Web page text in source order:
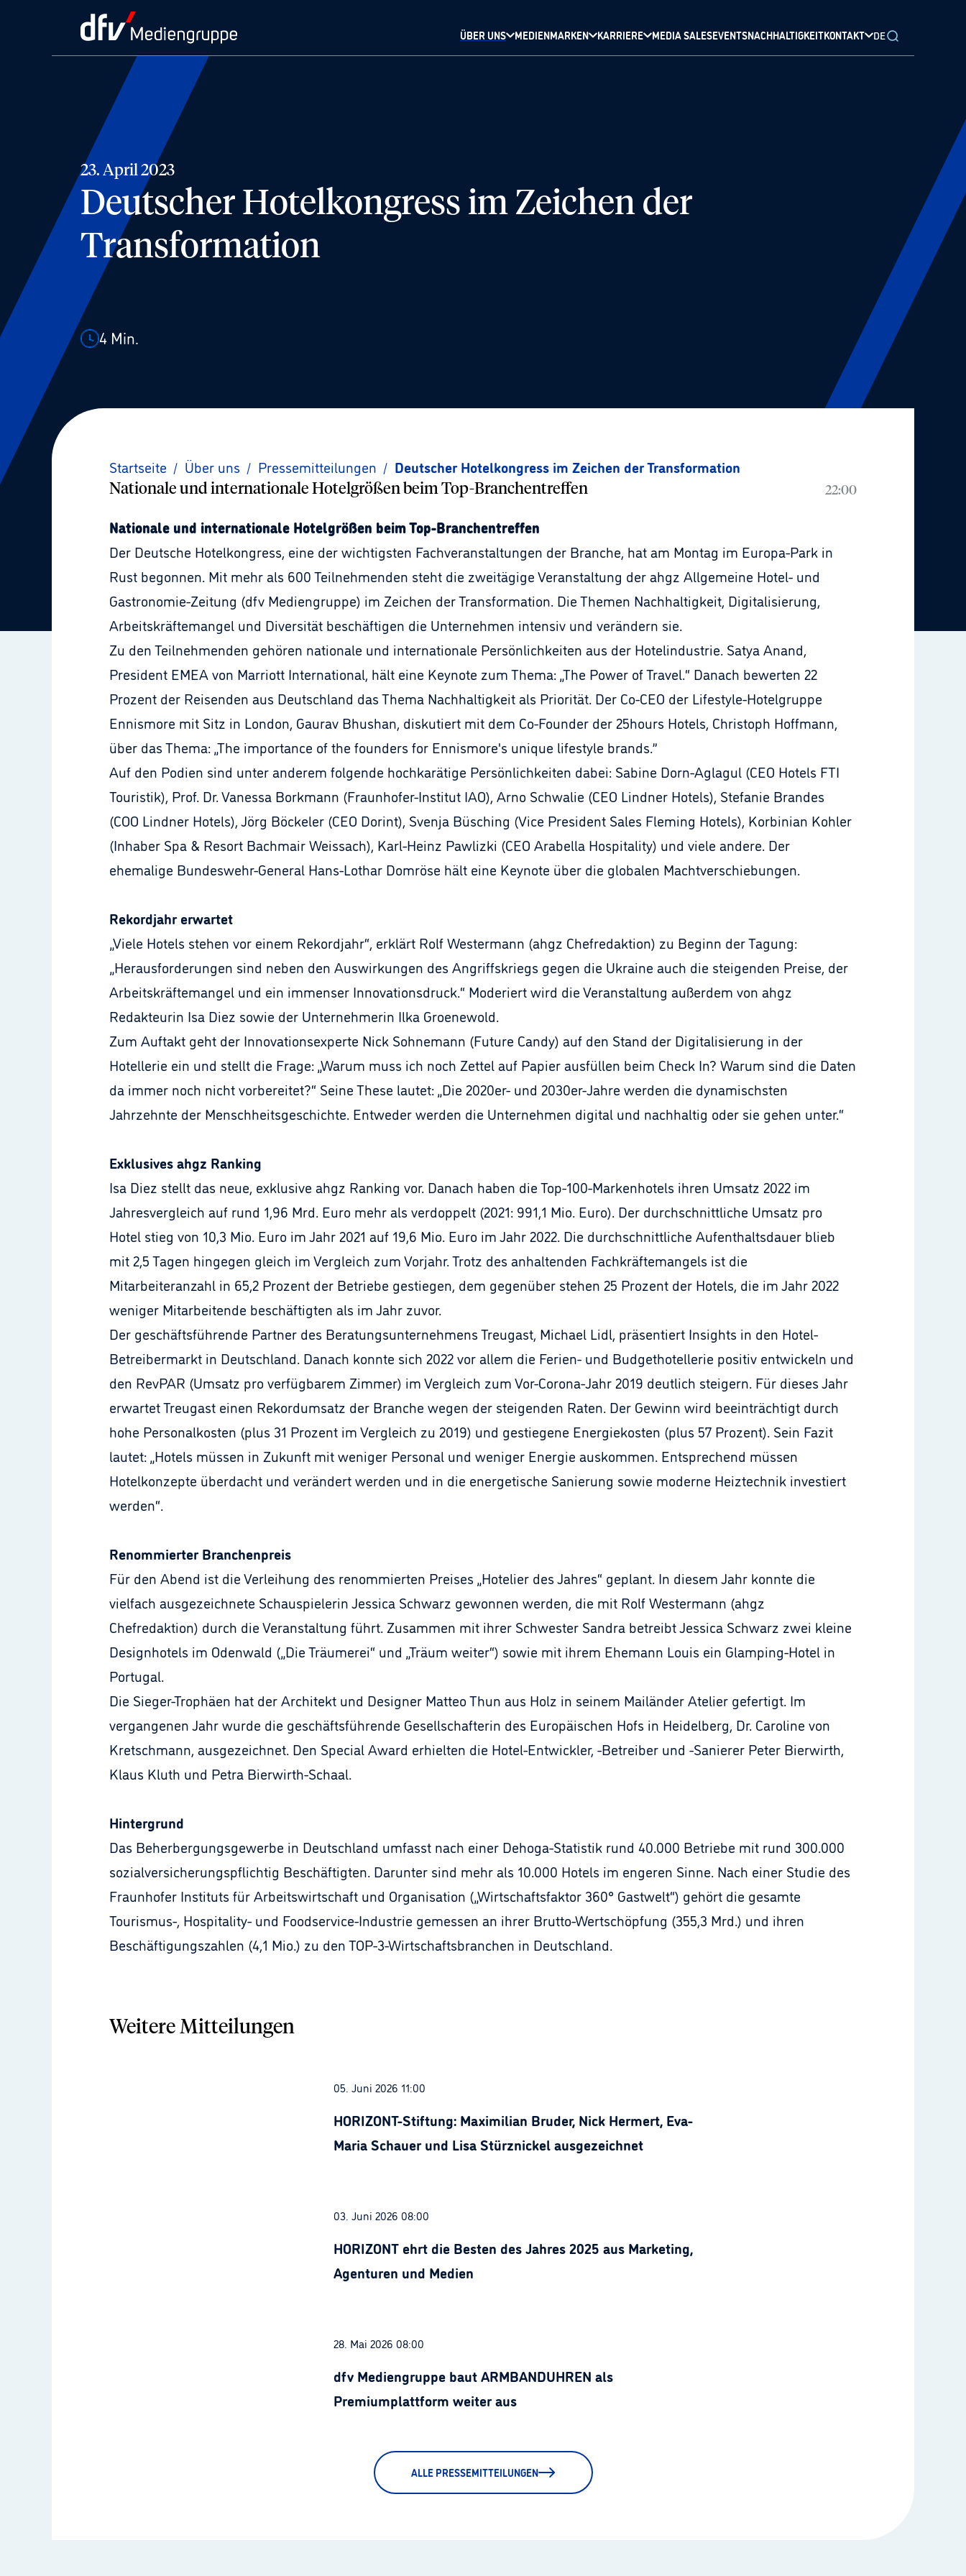
ÜBER UNS MEDIENMARKEN KARRIERE MEDIA SALESEVENTSNACHHALTIGKEITKONTAKT DE
23. April 2023
Deutscher Hotelkongress im Zeichen der
Transformation
4 Min.
Startseite / Über uns / Pressemitteilungen / Deutscher Hotelkongress im Zeichen der Transformation
Nationale und internationale Hotelgrößen beim Top-Branchentreffen 22:00
Nationale und internationale Hotelgrößen beim Top-Branchentreffen
Der Deutsche Hotelkongress, eine der wichtigsten Fachveranstaltungen der Branche, hat am Montag im Europa-Park in
Rust begonnen. Mit mehr als 600 Teilnehmenden steht die zweitägige Veranstaltung der ahgz Allgemeine Hotel- und
Gastronomie-Zeitung (dfv Mediengruppe) im Zeichen der Transformation. Die Themen Nachhaltigkeit, Digitalisierung,
Arbeitskräftemangel und Diversität beschäftigen die Unternehmen intensiv und verändern sie.
Zu den Teilnehmenden gehören nationale und internationale Persönlichkeiten aus der Hotelindustrie. Satya Anand,
President EMEA von Marriott International, hält eine Keynote zum Thema: „The Power of Travel.“ Danach bewerten 22
Prozent der Reisenden aus Deutschland das Thema Nachhaltigkeit als Priorität. Der Co-CEO der Lifestyle-Hotelgruppe
Ennismore mit Sitz in London, Gaurav Bhushan, diskutiert mit dem Co-Founder der 25hours Hotels, Christoph Hoffmann,
über das Thema: „The importance of the founders for Ennismore's unique lifestyle brands.”
Auf den Podien sind unter anderem folgende hochkarätige Persönlichkeiten dabei: Sabine Dorn-Aglagul (CEO Hotels FTI
Touristik), Prof. Dr. Vanessa Borkmann (Fraunhofer-Institut IAO), Arno Schwalie (CEO Lindner Hotels), Stefanie Brandes
(COO Lindner Hotels), Jörg Böckeler (CEO Dorint), Svenja Büsching (Vice President Sales Fleming Hotels), Korbinian Kohler
(Inhaber Spa & Resort Bachmair Weissach), Karl-Heinz Pawlizki (CEO Arabella Hospitality) und viele andere. Der
ehemalige Bundeswehr-General Hans-Lothar Domröse hält eine Keynote über die globalen Machtverschiebungen.
Rekordjahr erwartet
„Viele Hotels stehen vor einem Rekordjahr“, erklärt Rolf Westermann (ahgz Chefredaktion) zu Beginn der Tagung:
„Herausforderungen sind neben den Auswirkungen des Angriffskriegs gegen die Ukraine auch die steigenden Preise, der
Arbeitskräftemangel und ein immenser Innovationsdruck.“ Moderiert wird die Veranstaltung außerdem von ahgz
Redakteurin Isa Diez sowie der Unternehmerin Ilka Groenewold.
Zum Auftakt geht der Innovationsexperte Nick Sohnemann (Future Candy) auf den Stand der Digitalisierung in der
Hotellerie ein und stellt die Frage: „Warum muss ich noch Zettel auf Papier ausfüllen beim Check In? Warum sind die Daten
da immer noch nicht vorbereitet?“ Seine These lautet: „Die 2020er- und 2030er-Jahre werden die dynamischsten
Jahrzehnte der Menschheitsgeschichte. Entweder werden die Unternehmen digital und nachhaltig oder sie gehen unter.“
Exklusives ahgz Ranking
Isa Diez stellt das neue, exklusive ahgz Ranking vor. Danach haben die Top-100-Markenhotels ihren Umsatz 2022 im
Jahresvergleich auf rund 1,96 Mrd. Euro mehr als verdoppelt (2021: 991,1 Mio. Euro). Der durchschnittliche Umsatz pro
Hotel stieg von 10,3 Mio. Euro im Jahr 2021 auf 19,6 Mio. Euro im Jahr 2022. Die durchschnittliche Aufenthaltsdauer blieb
mit 2,5 Tagen hingegen gleich im Vergleich zum Vorjahr. Trotz des anhaltenden Fachkräftemangels ist die
Mitarbeiteranzahl in 65,2 Prozent der Betriebe gestiegen, dem gegenüber stehen 25 Prozent der Hotels, die im Jahr 2022
weniger Mitarbeitende beschäftigten als im Jahr zuvor.
Der geschäftsführende Partner des Beratungsunternehmens Treugast, Michael Lidl, präsentiert Insights in den Hotel-
Betreibermarkt in Deutschland. Danach konnte sich 2022 vor allem die Ferien- und Budgethotellerie positiv entwickeln und
den RevPAR (Umsatz pro verfügbarem Zimmer) im Vergleich zum Vor-Corona-Jahr 2019 deutlich steigern. Für dieses Jahr
erwartet Treugast einen Rekordumsatz der Branche wegen der steigenden Raten. Der Gewinn wird beeinträchtigt durch
hohe Personalkosten (plus 31 Prozent im Vergleich zu 2019) und gestiegene Energiekosten (plus 57 Prozent). Sein Fazit
lautet: „Hotels müssen in Zukunft mit weniger Personal und weniger Energie auskommen. Entsprechend müssen
Hotelkonzepte überdacht und verändert werden und in die energetische Sanierung sowie moderne Heiztechnik investiert
werden“.
Renommierter Branchenpreis
Für den Abend ist die Verleihung des renommierten Preises „Hotelier des Jahres“ geplant. In diesem Jahr konnte die
vielfach ausgezeichnete Schauspielerin Jessica Schwarz gewonnen werden, die mit Rolf Westermann (ahgz
Chefredaktion) durch die Veranstaltung führt. Zusammen mit ihrer Schwester Sandra betreibt Jessica Schwarz zwei kleine
Designhotels im Odenwald („Die Träumerei“ und „Träum weiter“) sowie mit ihrem Ehemann Louis ein Glamping-Hotel in
Portugal.
Die Sieger-Trophäen hat der Architekt und Designer Matteo Thun aus Holz in seinem Mailänder Atelier gefertigt. Im
vergangenen Jahr wurde die geschäftsführende Gesellschafterin des Europäischen Hofs in Heidelberg, Dr. Caroline von
Kretschmann, ausgezeichnet. Den Special Award erhielten die Hotel-Entwickler, -Betreiber und -Sanierer Peter Bierwirth,
Klaus Kluth und Petra Bierwirth-Schaal.
Hintergrund
Das Beherbergungsgewerbe in Deutschland umfasst nach einer Dehoga-Statistik rund 40.000 Betriebe mit rund 300.000
sozialversicherungspflichtig Beschäftigten. Darunter sind mehr als 10.000 Hotels im engeren Sinne. Nach einer Studie des
Fraunhofer Instituts für Arbeitswirtschaft und Organisation („Wirtschaftsfaktor 360° Gastwelt“) gehört die gesamte
Tourismus-, Hospitality- und Foodservice-Industrie gemessen an ihrer Brutto-Wertschöpfung (355,3 Mrd.) und ihren
Beschäftigungszahlen (4,1 Mio.) zu den TOP-3-Wirtschaftsbranchen in Deutschland.
Weitere Mitteilungen
05. Juni 2026 11:00
HORIZONT-Stiftung: Maximilian Bruder, Nick Hermert, Eva-
Maria Schauer und Lisa Stürznickel ausgezeichnet
03. Juni 2026 08:00
HORIZONT ehrt die Besten des Jahres 2025 aus Marketing,
Agenturen und Medien
28. Mai 2026 08:00
dfv Mediengruppe baut ARMBANDUHREN als
Premiumplattform weiter aus
ALLE PRESSEMITTEILUNGEN